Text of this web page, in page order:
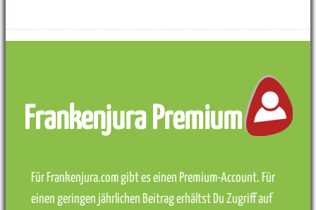
Frankenjura Premium
Für Frankenjura.com gibt es einen Premium-Account. Für
einen geringen jährlichen Beitrag erhältst Du Zugriff auf